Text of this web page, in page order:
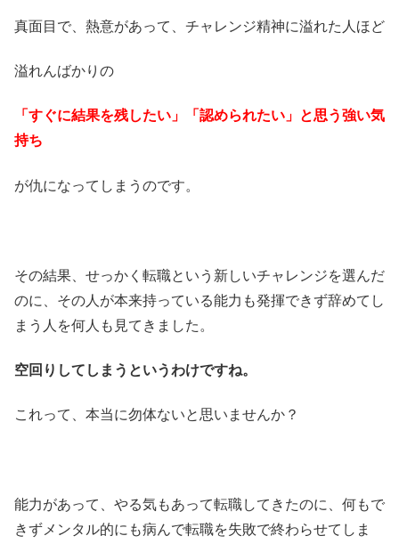
真面目で、熱意があって、チャレンジ精神に溢れた人ほど
溢れんばかりの
「すぐに結果を残したい」「認められたい」と思う強い気
持ち
が仇になってしまうのです。
その結果、せっかく転職という新しいチャレンジを選んだ
のに、その人が本来持っている能力も発揮できず辞めてし
まう人を何人も見てきました。
空回りしてしまうというわけですね。
これって、本当に勿体ないと思いませんか？
能力があって、やる気もあって転職してきたのに、何もで
きずメンタル的にも病んで転職を失敗で終わらせてしま